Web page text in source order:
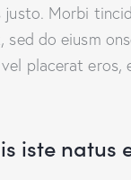
Morbi
do eiusm
placerat
iste natus